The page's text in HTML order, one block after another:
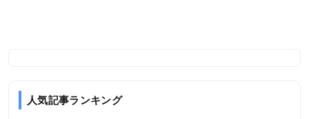
人気記事ランキング